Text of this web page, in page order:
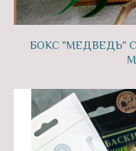
БОКС "МЕДВЕДЬ"